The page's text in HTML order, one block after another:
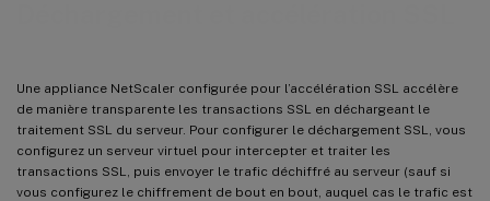
Une appliance NetScaler configurée pour l’accélération SSL accélère
de manière transparente les transactions SSL en déchargeant le
traitement SSL du serveur. Pour configurer le déchargement SSL, vous
configurez un serveur virtuel pour intercepter et traiter les
transactions SSL, puis envoyer le trafic déchiffré au serveur (sauf si
vous configurez le chiffrement de bout en bout, auquel cas le trafic est